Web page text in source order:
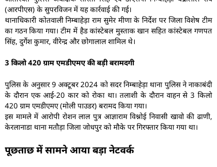
(आरपीएस) के सुपरविजन में यह कार्रवाई की गई।
थानाधिकारी कोतवाली निम्बाहेड़ा राम सुमेर मीणा के निर्देश पर जिला विशेष टीम
का गठन किया गया। टीम में हैड कांस्टेबल मुस्ताक खान सहित कांस्टेबल गणपत
सिंह, दुर्गेश कुमार, वीरेन्द्र और छोगालाल शामिल थे।
3 किलो 420 ग्राम एमडीएमए की बड़ी बरामदगी
पुलिस के अनुसार 9 अक्टूबर 2024 को सदर निम्बाहेड़ा थाना पुलिस ने नाकाबंदी
के दौरान एक आई-20 कार को रोका था। तलाशी के दौरान वाहन से 3 किलो
420 ग्राम एमडीएमए (मोली पाउडर) बरामद किया गया।
इस मामले में आरोपी रोशन लाल पुत्र आज्ञाराम विश्नोई निवासी खावो की ढाणी,
केरलानाडा थाना मतौड़ा जिला जोधपुर को मौके पर गिरफ्तार किया गया था।
पूछताछ में सामने आया बड़ा नेटवर्क